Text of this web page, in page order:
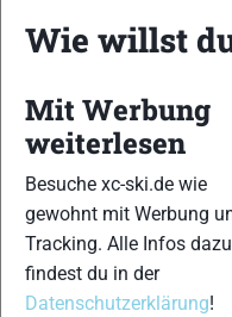
13
Wie willst
Mit Werbung
weiterlesen
Besuche xc-ski.de wie
gewohnt mit Werbung
Tracking. Alle Infos dazu
findest du in der
Datenschutzerklärung!